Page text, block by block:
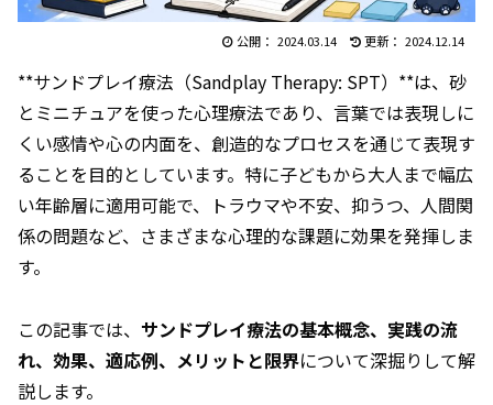
2024.03.14 2024.12.14
**サンドプレイ療法（Sandplay Therapy: SPT）**は、砂
とミニチュアを使った心理療法であり、言葉では表現しに
くい感情や心の内面を、創造的なプロセスを通じて表現す
ることを目的としています。特に子どもから大人まで幅広
い年齢層に適用可能で、トラウマや不安、抑うつ、人間関
係の問題など、さまざまな心理的な課題に効果を発揮しま
す。
この記事では、 サンドプレイ療法の基本概念、実践の流
れ、効果、適応例、メリットと限界について深掘りして解
説します。